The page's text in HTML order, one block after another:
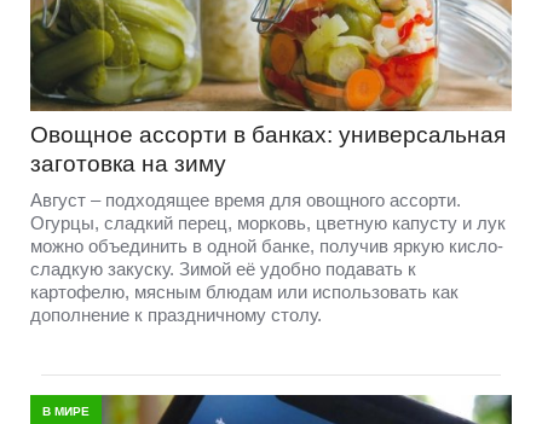
Овощное ассорти в банках: универсальная
заготовка на зиму
Август – подходящее время для овощного ассорти.
Огурцы, сладкий перец, морковь, цветную капусту и лук
можно объединить в одной банке, получив яркую кисло-
сладкую закуску. Зимой её удобно подавать к
картофелю, мясным блюдам или использовать как
дополнение к праздничному столу.
В МИРЕ